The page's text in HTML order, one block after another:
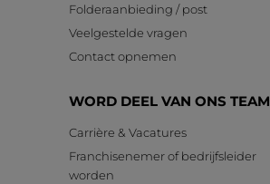
Folderaanbieding / post
Veelgestelde vragen
Contact opnemen
WORD DEEL VAN ONS TEAM
Carrière & Vacatures
Franchisenemer of bedrijfsleider
worden